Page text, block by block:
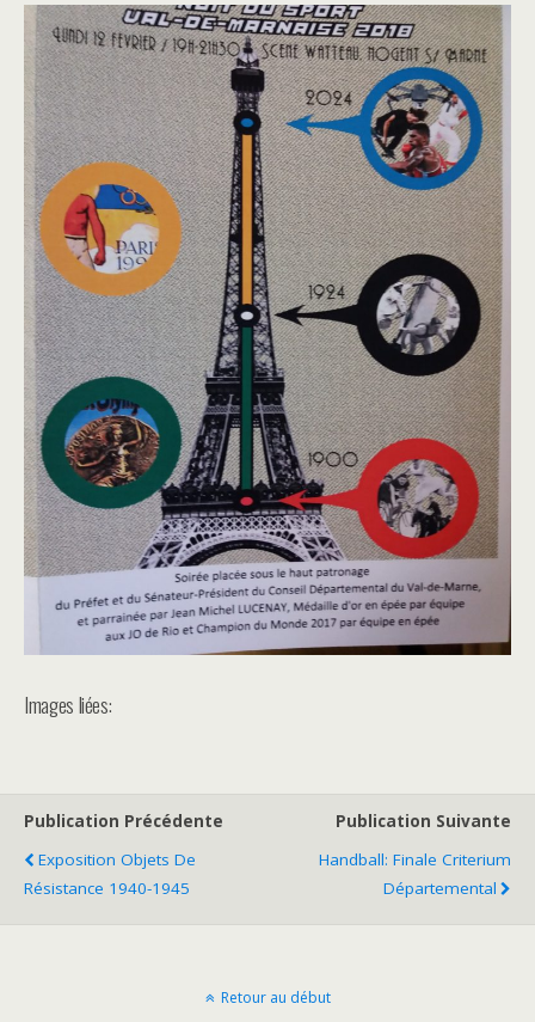
Images liées:
Publication Précédente
Exposition Objets De
Résistance 1940-1945
Publication Suivante
Handball: Finale Criterium
Départemental
Retour au début